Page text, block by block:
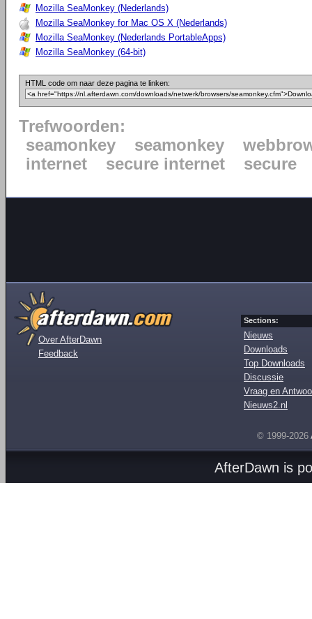
Mozilla SeaMonkey (Nederlands)
Mozilla SeaMonkey for Mac OS X (Nederlands)
Mozilla SeaMonkey (Nederlands PortableApps)
Mozilla SeaMonkey (64-bit)
HTML code om naar deze pagina te linken:
Trefwoorden:
seamonkey
seamonkey
internet
secure internet secure
Over AfterDawn
Feedback
Sections:
Nieuws
Downloads
Top Downloads
Discussie
Vraag en
Nieuws2.nl
© 1999-2026
AfterDawn is